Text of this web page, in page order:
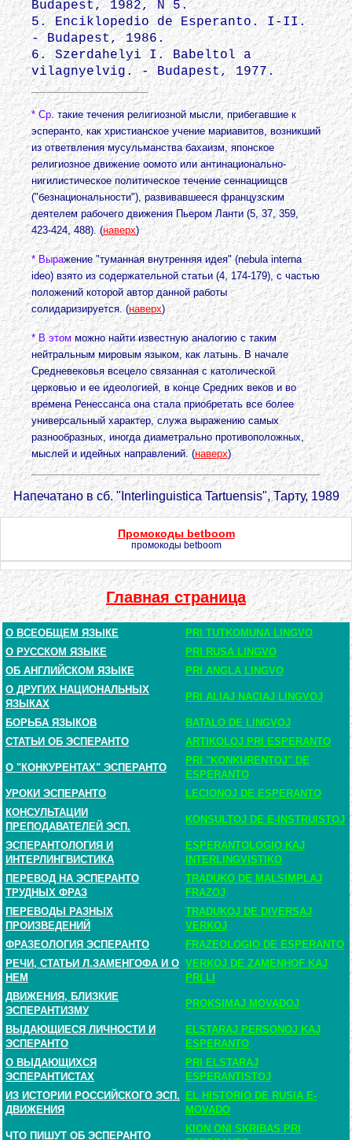
Budapest, 1982, N 5.
5. Enciklopedio de Esperanto. I-II.
- Budapest, 1986.
6. Szerdahelyi I. Babeltol a
vilagnyelvig. - Budapest, 1977.
* Ср. такие течения религиозной мысли, прибегавшие к
эсперанто, как христианское учение мариавитов, возникший
из ответвления мусульманства бахаизм, японское
религиозное движение оомото или антинационально-
нигилистическое политическое течение сеннациищсв
("безнациональности"), развивавшееся французским
деятелем рабочего движения Пьером Ланти (5, 37, 359,
423-424, 488). (наверх)
* Выражение "туманная внутренняя идея" (nebula interna
ideo) взято из содержательной статьи (4, 174-179), с частью
положений которой автор данной работы
солидаризируется. (наверх)
* В этомможно найти известную аналогию с таким
нейтральным мировым языком, как латынь. В начале
Средневековья всецело связанная с католической
церковью и ее идеологией, в конце Средних веков и во
времена Ренессанса она стала приобретать все более
универсальный характер, служа выражению самых
разнообразных, иногда диаметрально противоположных,
мыслей и идейных направлений. (наверх)
Напечатано в сб. "Interlinguistica Tartuensis", Тарту, 1989
Промокоды betboom
промокоды betboom
Главная страница
О ВСЕОБЩЕМ ЯЗЫКЕ
PRI TUTKOMUNA LINGVO
О РУССКОМ ЯЗЫКЕ
PRI RUSA LINGVO
ОБ АНГЛИЙСКОМ ЯЗЫКЕ
PRI ANGLA LINGVO
О ДРУГИХ НАЦИОНАЛЬНЫХ
ЯЗЫКАХ
PRI ALIAJ NACIAJ LINGVOJ
БОРЬБА ЯЗЫКОВ
BATALO DE LINGVOJ
СТАТЬИ ОБ ЭСПЕРАНТО
ARTIKOLOJ PRI ESPERANTO
О "КОНКУРЕНТАХ" ЭСПЕРАНТО
PRI "KONKURENTOJ" DE
ESPERANTO
УРОКИ ЭСПЕРАНТО
LECIONOJ DE ESPERANTO
КОНСУЛЬТАЦИИ
ПРЕПОДАВАТЕЛЕЙ ЭСП.
KONSULTOJ DE E-INSTRUISTOJ
ЭСПЕРАНТОЛОГИЯ И
ИНТЕРЛИНГВИСТИКА
ESPERANTOLOGIO KAJ
INTERLINGVISTIKO
ПЕРЕВОД НА ЭСПЕРАНТО
ТРУДНЫХ ФРАЗ
TRADUKO DE MALSIMPLAJ
FRAZOJ
ПЕРЕВОДЫ РАЗНЫХ
ПРОИЗВЕДЕНИЙ
TRADUKOJ DE DIVERSAJ
VERKOJ
ФРАЗЕОЛОГИЯ ЭСПЕРАНТО
FRAZEOLOGIO DE ESPERANTO
РЕЧИ, СТАТЬИ Л.ЗАМЕНГОФА И О
НЕМ
VERKOJ DE ZAMENHOF KAJ
PRI LI
ДВИЖЕНИЯ, БЛИЗКИЕ
ЭСПЕРАНТИЗМУ
PROKSIMAJ MOVADOJ
ВЫДАЮЩИЕСЯ ЛИЧНОСТИ И
ЭСПЕРАНТО
ELSTARAJ PERSONOJ KAJ
ESPERANTO
О ВЫДАЮЩИХСЯ
ЭСПЕРАНТИСТАХ
PRI ELSTARAJ
ESPERANTISTOJ
ИЗ ИСТОРИИ РОССИЙСКОГО ЭСП.
ДВИЖЕНИЯ
EL HISTORIO DE RUSIA E-
MOVADO
ЧТО ПИШУТ ОБ ЭСПЕРАНТО
KION ONI SKRIBAS PRI